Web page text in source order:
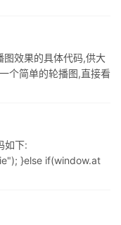
效果的具体代码,供大
个简单的轮播图,直接看
如下:
}else if(window.at